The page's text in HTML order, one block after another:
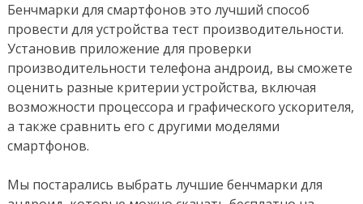
Бенчмарки для смартфонов это лучший способ
провести для устройства тест производительности.
Установив приложение для проверки
производительности телефона андроид, вы сможете
оценить разные критерии устройства, включая
возможности процессора и графического ускорителя,
а также сравнить его с другими моделями
смартфонов.
Мы постарались выбрать лучшие бенчмарки для